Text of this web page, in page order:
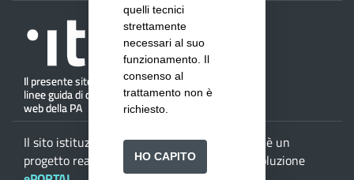
Il sito istituzionale dellaProvincia di Salerno
è un
progetto realizzato daISWEB S.p.A.
con la soluzione
quelli tecnici
strettamente
necessari al suo
funzionamento. Il
consenso al
trattamento non è
richiesto.
HO CAPITO